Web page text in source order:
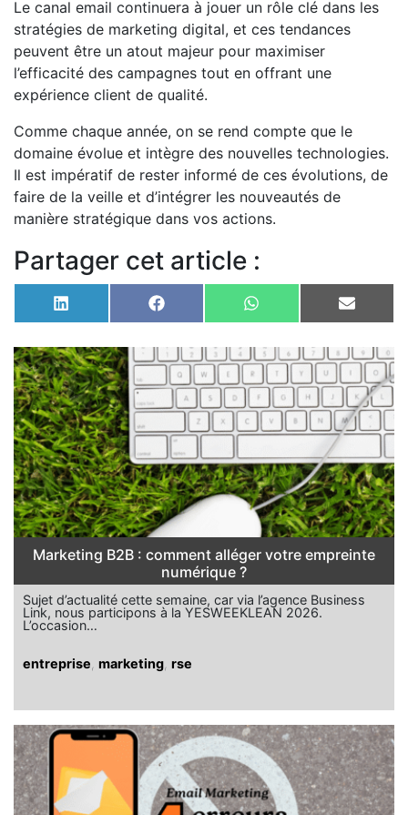
Le canal email continuera à jouer un rôle clé dans les
stratégies de marketing digital, et ces tendances
peuvent être un atout majeur pour maximiser
l’efficacité des campagnes tout en offrant une
expérience client de qualité.
Comme chaque année, on se rend compte que le
domaine évolue et intègre des nouvelles technologies.
Il est impératif de rester informé de ces évolutions, de
faire de la veille et d’intégrer les nouveautés de
manière stratégique dans vos actions.
Partager cet article :
Share
on
Share
on
Share
on
Share
on
Marketing B2B : comment alléger votre empreinte
numérique ?
Sujet d’actualité cette semaine, car via l’agence Business
Link, nous participons à la YESWEEKLEAN 2026.
L’occasion…
entreprise marketing rse